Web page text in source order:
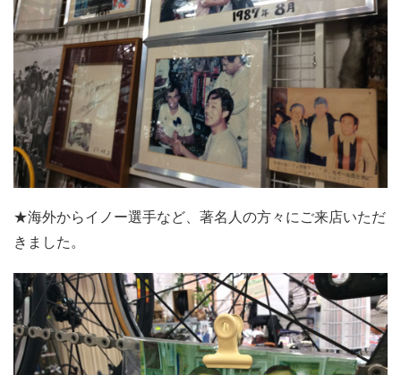
★海外からイノー選手など、著名人の方々にご来店いただ
きました。